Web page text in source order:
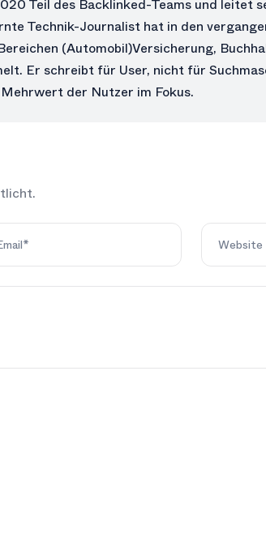
Teil des Backlinked-Teams und leitet
Technik-Journalist hat in den
(Automobil)Versicherung,
Er schreibt für User, nicht für
der Nutzer im Fokus.